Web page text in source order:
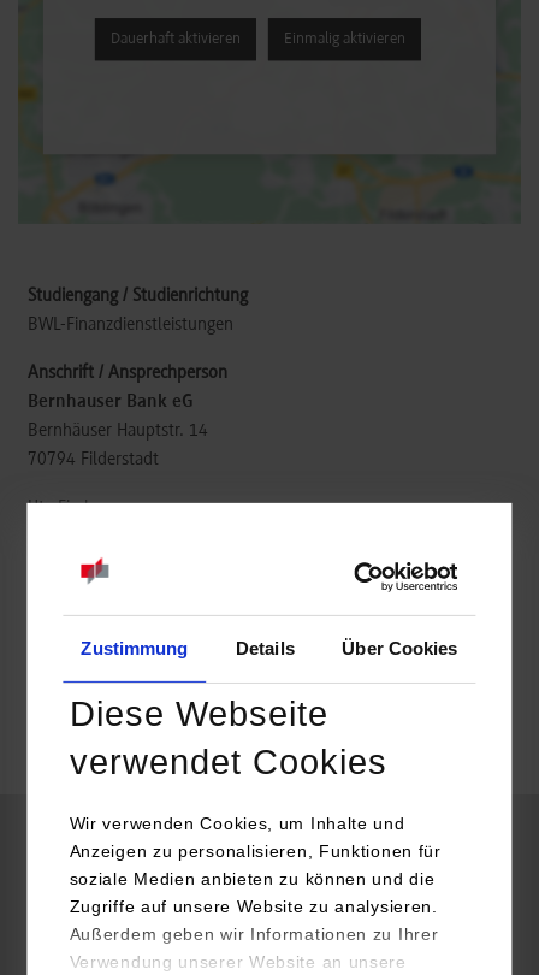
Zustimmung Details Über Cookies
Diese Webseite
verwendet Cookies
Wir verwenden Cookies, um Inhalte und
Anzeigen zu personalisieren, Funktionen für
soziale Medien anbieten zu können und die
Zugriffe auf unsere Website zu analysieren.
Außerdem geben wir Informationen zu Ihrer
Verwendung unserer Website an unsere
Dauerhaft aktivieren Einmalig aktivieren
BWL-Finanzdienstleistungen
Bernhauser Bank eG
Bernhäuser Hauptstr. 14
70794 Filderstadt
Ute Fischer
belegt
belegt
BWL-Bank
Bernhauser Bank eG
Bernhäuser Hauptstr. 14